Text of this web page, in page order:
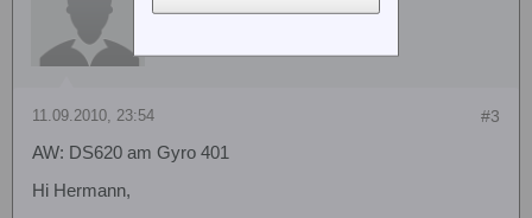
#3
11.09.2010, 23:54
AW: DS620 am Gyro 401
Hi Hermann,